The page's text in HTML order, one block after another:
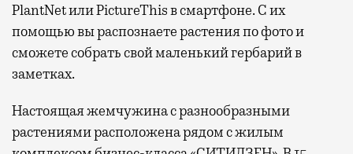
PlantNet или PictureThis в смартфоне. С их
помощью вы распознаете растения по фото и
сможете собрать свой маленький гербарий в
заметках.
Настоящая жемчужина с разнообразными
растениями расположена рядом с жилым